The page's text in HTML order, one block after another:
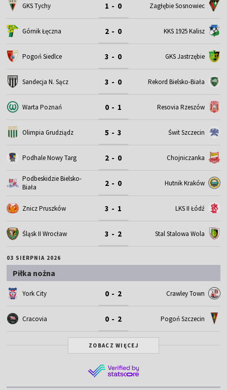
GKS Tychy 1 - 0 Zagłębie Sosnowiec
Górnik Łęczna 2 - 0 KKS 1925 Kalisz
Pogoń Siedlce 3 - 0 GKS Jastrzębie
Sandecja N. Sącz 3 - 0 Rekord Bielsko-Biała
Warta Poznań 0 - 1 Resovia Rzeszów
Olimpia Grudziądz 5 - 3 Świt Szczecin
Podhale Nowy Targ 2 - 0 Chojniczanka
Podbeskidzie Bielsko-
Biała
2 - 0 Hutnik Kraków
Znicz Pruszków 3 - 1 LKS II Łódź
Śląsk II Wrocław 3 - 2 Stal Stalowa Wola
03 SIERPNIA 2026
Piłka nożna
York City 0 - 2 Crawley Town
Cracovia 0 - 2 Pogoń Szczecin
ZOBACZ WIĘCEJ